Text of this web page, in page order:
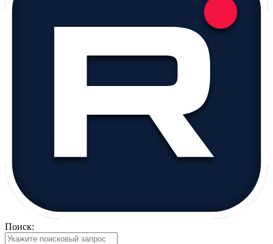
Поиск: